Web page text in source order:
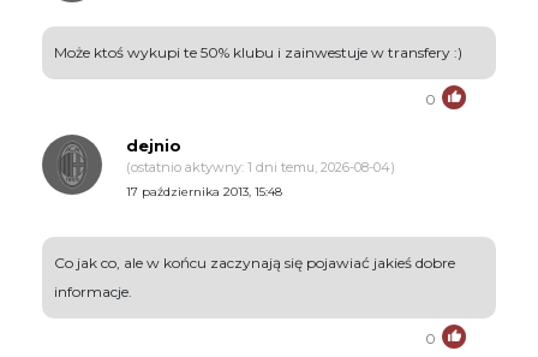
Może ktoś wykupi te 50% klubu i zainwestuje w transfery :)
0
dejnio
(ostatnio aktywny: 1 dni temu, 2026-08-04)
17 października 2013, 15:48
Co jak co, ale w końcu zaczynają się pojawiać jakieś dobre
informacje.
0